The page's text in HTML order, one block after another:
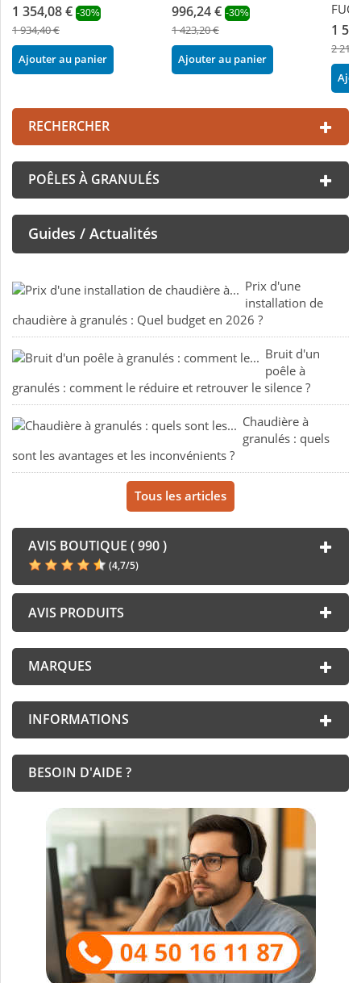
1 354,08 € -30%
1 934,40 €
Ajouter au panier
996,24 € -30%
1 423,20 €
Ajouter au panier
1
2
RECHERCHER
POÊLES À GRANULÉS
Guides / Actualités
Prix d'une
installation de
chaudière à granulés : Quel budget en 2026 ?
Bruit d'un
poêle à
granulés : comment le réduire et retrouver le silence ?
Chaudière à
granulés : quels
sont les avantages et les inconvénients ?
Tous les articles
AVIS BOUTIQUE ( 990 )
(4,7/5)
AVIS PRODUITS
MARQUES
INFORMATIONS
BESOIN D'AIDE ?